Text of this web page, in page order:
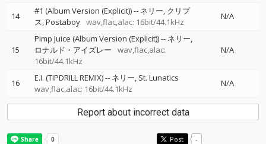
14 #1 (Album Version (Explicit))-- ネリー クリプ
ス Postaboy wav,flac,alac: 16bit/44.1kHz
N/A
15
Pimp Juice (Album Version (Explicit))-- ネリー
ロナルド・アイズレー
wav,flac,alac:
16bit/44.1kHz
N/A
16 E.I. (TIPDRILL REMIX)-- ネリー St. Lunatics
wav,flac,alac: 16bit/44.1kHz
N/A
Report about incorrect data
Post -